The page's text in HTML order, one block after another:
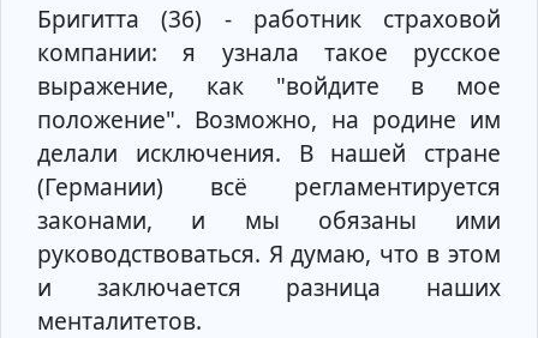
Бригитта (36) - работник страховой
компании: я узнала такое русское
выражение, как "войдите в мое
положение". Возможно, на родине им
делали исключения. В нашей стране
(Германии) всё регламентируется
законами, и мы обязаны ими
руководствоваться. Я думаю, что в этом
и заключается разница наших
менталитетов.